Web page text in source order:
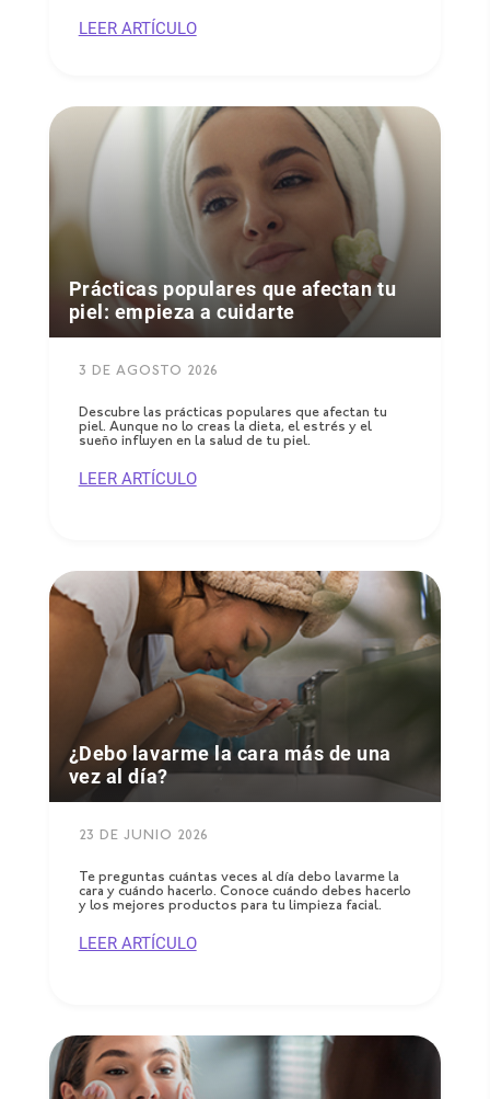
LEER ARTÍCULO
Prácticas populares que afectan tu
piel: empieza a cuidarte
3 DE AGOSTO 2026
Descubre las prácticas populares que afectan tu
piel. Aunque no lo creas la dieta, el estrés y el
sueño influyen en la salud de tu piel.
LEER ARTÍCULO
¿Debo lavarme la cara más de una
vez al día?
23 DE JUNIO 2026
Te preguntas cuántas veces al día debo lavarme la
cara y cuándo hacerlo. Conoce cuándo debes hacerlo
y los mejores productos para tu limpieza facial.
LEER ARTÍCULO